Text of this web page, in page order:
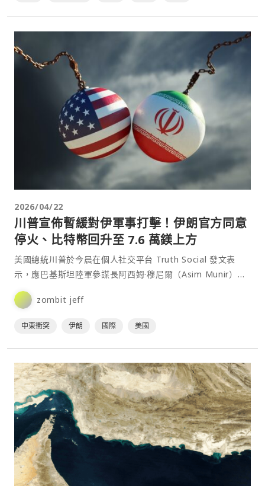
2026/04/22
川普宣佈暫緩對伊軍事打擊！伊朗官方同意
停火、比特幣回升至 7.6 萬鎂上方
美國總統川普於今晨在個人社交平台 Truth Social 發文表
示，應巴基斯坦陸軍參謀長阿西姆·穆尼爾（Asim Munir）及
總理夏巴茲·謝里夫（Shehbaz Sharif）的緊急請求，美方已
同意暫緩原定對伊朗展開的進一步軍事行動，並將停火期限延
zombit jeff
中東衝突 伊朗 國際 美國